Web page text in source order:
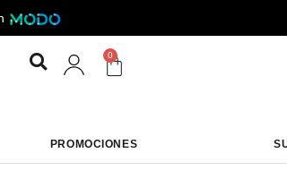
a $100.000 0
PROMOCIONES